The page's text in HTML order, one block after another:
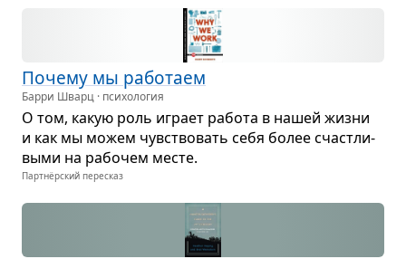
Почему мы рабо­таем
Барри Шварц · психология
О том, какую роль играет работа в нашей жизни
и как мы можем чув­ство­вать себя более счаст­ли­
выми на рабо­чем месте.
Партнёрский пересказ